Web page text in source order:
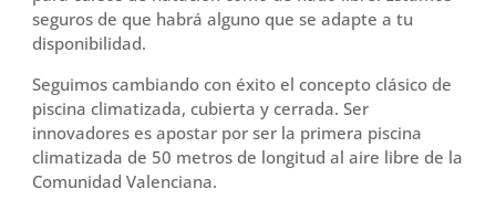
seguros de que habrá alguno que se adapte a tu
disponibilidad.
Seguimos cambiando con éxito el concepto clásico de
piscina climatizada, cubierta y cerrada. Ser
innovadores es apostar por ser la primera piscina
climatizada de 50 metros de longitud al aire libre de la
Comunidad Valenciana.